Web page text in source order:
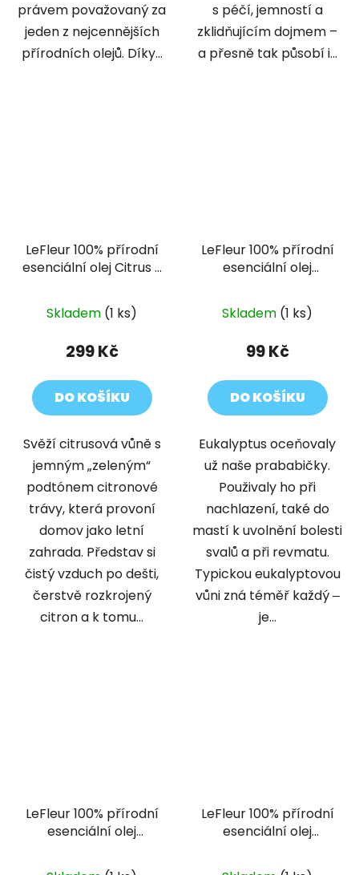
právem považovaný za
jeden z nejcennějších
přírodních olejů. Díky...
s péčí, jemností a
zklidňujícím dojmem –
a přesně tak působí i...
LeFleur 100% přírodní
esenciální olej Citrus s
30 ml
Skladem (1 ks)
299 Kč
DO KOŠÍKU
Svěží citrusová vůně s
jemným „zeleným“
podtónem citronové
trávy, která provoní
domov jako letní
zahrada. Představ si
čistý vzduch po dešti,
čerstvě rozkrojený
citron a k tomu...
LeFleur 100% přírodní
esenciální olej
Skladem (1 ks)
99 Kč
DO KOŠÍKU
Eukalyptus oceňovaly
už naše prababičky.
Použivaly ho při
nachlazení, také do
mastí k uvolnění bolesti
svalů a při revmatu.
Typickou eukalyptovou
vůni zná téměř každý ‒
je...
LeFleur 100% přírodní
esenciální olej
LeFleur 100% přírodní
esenciální olej
okvětními lístky 30 ml